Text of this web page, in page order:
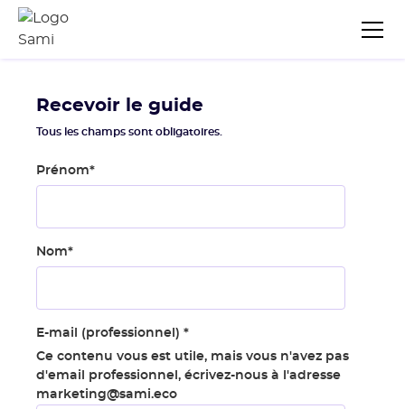
Recevoir le guide
Tous les champs sont obligatoires.
Prénom*
Nom*
E-mail (professionnel) *
Ce contenu vous est utile, mais vous n'avez pas
d'email professionnel, écrivez-nous à l'adresse
marketing@sami.eco